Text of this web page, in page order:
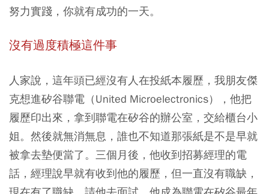
努力實踐，你就有成功的一天。
沒有過度積極這件事
人家說，這年頭已經沒有人在投紙本履歷，我朋友傑
克想進矽谷聯電（United Microelectronics），他把
履歷印出來，拿到聯電在矽谷的辦公室，交給櫃台小
姐。然後就無消無息，誰也不知道那張紙是不是早就
被拿去墊便當了。三個月後，他收到招募經理的電
話，經理說早就有收到他的履歷，但一直沒有職缺，